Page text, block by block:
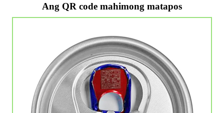
Ang QR code mahimong matapos